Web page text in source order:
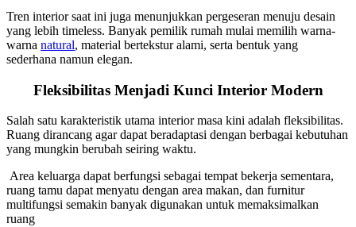
Tren interior saat ini juga menunjukkan pergeseran menuju desain
yang lebih timeless. Banyak pemilik rumah mulai memilih warna-
warna natural, material bertekstur alami, serta bentuk yang
sederhana namun elegan.
Fleksibilitas Menjadi Kunci Interior Modern
Salah satu karakteristik utama interior masa kini adalah fleksibilitas.
Ruang dirancang agar dapat beradaptasi dengan berbagai kebutuhan
yang mungkin berubah seiring waktu.
Area keluarga dapat berfungsi sebagai tempat bekerja sementara,
ruang tamu dapat menyatu dengan area makan, dan furnitur
multifungsi semakin banyak digunakan untuk memaksimalkan
ruang